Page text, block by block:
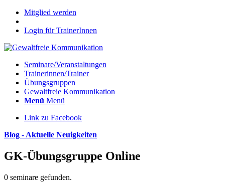
Mitglied werden
Login für TrainerInnen
Seminare/Veranstaltungen
Trainerinnen/Trainer
Übungsgruppen
Gewaltfreie Kommunikation
Menü Menü
Link zu Facebook
Blog - Aktuelle Neuigkeiten
GK-Übungsgruppe Online
0 seminare gefunden.